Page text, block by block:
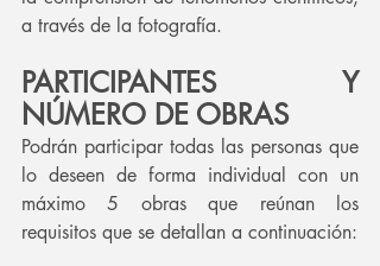
a través de la fotografía.
PARTICIPANTES Y
NÚMERO DE OBRAS
Podrán participar todas las personas que
lo deseen de forma individual con un
máximo 5 obras que reúnan los
requisitos que se detallan a continuación: